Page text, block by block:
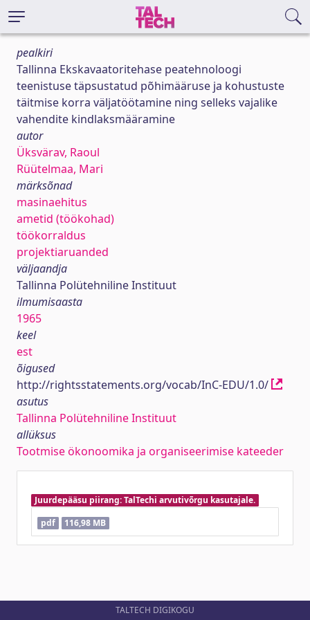
pealkiri
Tallinna Ekskavaatoritehase peatehnoloogi
teenistuse täpsustatud põhimääruse ja kohustuste
täitmise korra väljatöötamine ning selleks vajalike
vahendite kindlaksmääramine
autor
Üksvärav, Raoul
Rüütelmaa, Mari
märksõnad
masinaehitus
ametid (töökohad)
töökorraldus
projektiaruanded
väljaandja
Tallinna Polütehniline Instituut
ilmumisaasta
1965
keel
est
õigused
http://rightsstatements.org/vocab/InC-EDU/1.0/
asutus
Tallinna Polütehniline Instituut
allüksus
Tootmise ökonoomika ja organiseerimise kateeder
Juurdepääsu piirang: TalTechi arvutivõrgu kasutajale.
pdf
116,98 MB
TALTECH DIGIKOGU